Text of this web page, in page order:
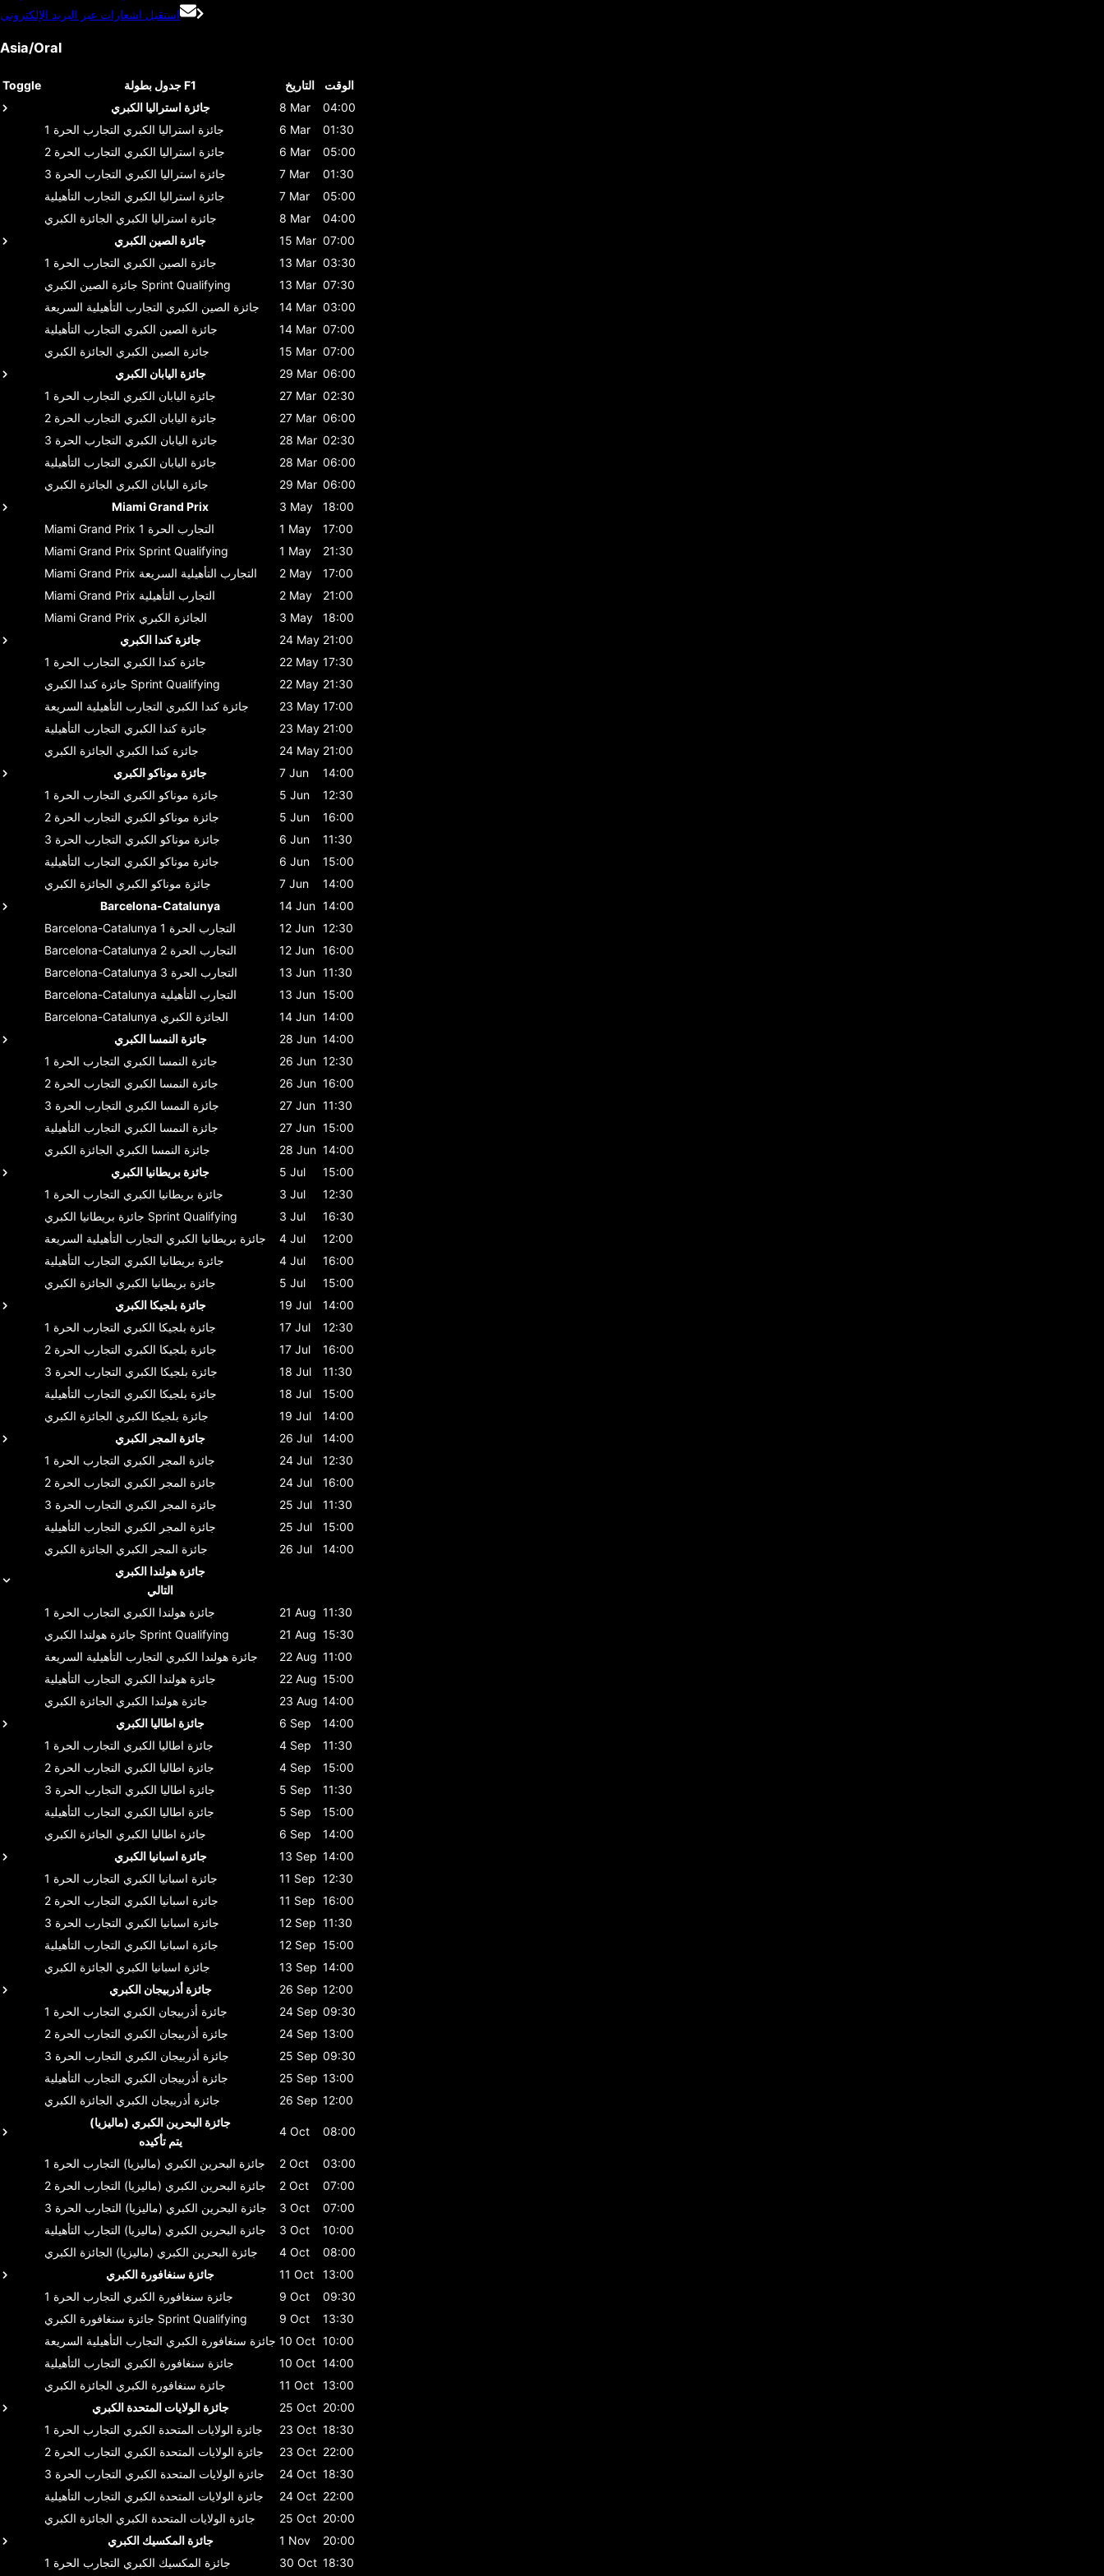
استقبل اشعارات عبر البريد الإلكتروني
Asia/Oral
Toggle جدول بطولة F1 التاريخ
الوقت
جائزة استراليا الكبري
8 Mar
04:00
جائزة استراليا الكبري التجارب الحرة 1 6 Mar
01:30
جائزة استراليا الكبري التجارب الحرة 2 6 Mar
05:00
جائزة استراليا الكبري التجارب الحرة 3 7 Mar
01:30
جائزة استراليا الكبري التجارب التأهيلية 7 Mar
05:00
جائزة استراليا الكبري الجائزة الكبري 8 Mar
04:00
جائزة الصين الكبري
15 Mar 07:00
جائزة الصين الكبري التجارب الحرة 1 13 Mar 03:30
جائزة الصين الكبري Sprint Qualifying 13 Mar 07:30
جائزة الصين الكبري التجارب التأهيلية السريعة 14 Mar 03:00
جائزة الصين الكبري التجارب التأهيلية 14 Mar 07:00
جائزة الصين الكبري الجائزة الكبري 15 Mar 07:00
جائزة اليابان الكبري
29 Mar 06:00
جائزة اليابان الكبري التجارب الحرة 1 27 Mar 02:30
جائزة اليابان الكبري التجارب الحرة 2 27 Mar 06:00
جائزة اليابان الكبري التجارب الحرة 3 28 Mar 02:30
جائزة اليابان الكبري التجارب التأهيلية 28 Mar 06:00
جائزة اليابان الكبري الجائزة الكبري 29 Mar 06:00
Miami Grand Prix
3 May
18:00
Miami Grand Prix
التجارب الحرة 1 1 May
17:00
Miami Grand Prix Sprint Qualifying 1 May
21:30
Miami Grand Prix التجارب التأهيلية السريعة 2 May
17:00
Miami Grand Prix التجارب التأهيلية 2 May
21:00
Miami Grand Prix الجائزة الكبري 3 May
18:00
جائزة كندا الكبري
24 May 21:00
جائزة كندا الكبري التجارب الحرة 1 22 May 17:30
جائزة كندا الكبري Sprint Qualifying 22 May 21:30
جائزة كندا الكبري التجارب التأهيلية السريعة 23 May 17:00
جائزة كندا الكبري التجارب التأهيلية 23 May 21:00
جائزة كندا الكبري الجائزة الكبري 24 May 21:00
جائزة موناكو الكبري
7 Jun
14:00
جائزة موناكو الكبري التجارب الحرة 1 5 Jun
12:30
جائزة موناكو الكبري التجارب الحرة 2 5 Jun
16:00
جائزة موناكو الكبري التجارب الحرة 3 6 Jun
11:30
جائزة موناكو الكبري التجارب التأهيلية 6 Jun
15:00
جائزة موناكو الكبري الجائزة الكبري 7 Jun
14:00
Barcelona-Catalunya
14 Jun 14:00
Barcelona-Catalunya
التجارب الحرة 1 12 Jun 12:30
Barcelona-Catalunya
التجارب الحرة 2 12 Jun 16:00
Barcelona-Catalunya
التجارب الحرة 3 13 Jun 11:30
Barcelona-Catalunya التجارب التأهيلية 13 Jun 15:00
Barcelona-Catalunya الجائزة الكبري 14 Jun 14:00
جائزة النمسا الكبري
28 Jun 14:00
جائزة النمسا الكبري التجارب الحرة 1 26 Jun 12:30
جائزة النمسا الكبري التجارب الحرة 2 26 Jun 16:00
جائزة النمسا الكبري التجارب الحرة 3 27 Jun 11:30
جائزة النمسا الكبري التجارب التأهيلية 27 Jun 15:00
جائزة النمسا الكبري الجائزة الكبري 28 Jun 14:00
جائزة بريطانيا الكبري
5 Jul
15:00
جائزة بريطانيا الكبري التجارب الحرة 1 3 Jul
12:30
جائزة بريطانيا الكبري Sprint Qualifying 3 Jul
16:30
جائزة بريطانيا الكبري التجارب التأهيلية السريعة 4 Jul
12:00
جائزة بريطانيا الكبري التجارب التأهيلية 4 Jul
16:00
جائزة بريطانيا الكبري الجائزة الكبري 5 Jul
15:00
جائزة بلجيكا الكبري
19 Jul
14:00
جائزة بلجيكا الكبري التجارب الحرة 1 17 Jul
12:30
جائزة بلجيكا الكبري التجارب الحرة 2 17 Jul
16:00
جائزة بلجيكا الكبري التجارب الحرة 3 18 Jul
11:30
جائزة بلجيكا الكبري التجارب التأهيلية 18 Jul
15:00
جائزة بلجيكا الكبري الجائزة الكبري 19 Jul
14:00
جائزة المجر الكبري
26 Jul
14:00
جائزة المجر الكبري التجارب الحرة 1 24 Jul
12:30
جائزة المجر الكبري التجارب الحرة 2 24 Jul
16:00
جائزة المجر الكبري التجارب الحرة 3 25 Jul
11:30
جائزة المجر الكبري التجارب التأهيلية 25 Jul
15:00
جائزة المجر الكبري الجائزة الكبري 26 Jul
14:00
جائزة هولندا الكبري
التالي
جائزة هولندا الكبري التجارب الحرة 1 21 Aug 11:30
جائزة هولندا الكبري Sprint Qualifying 21 Aug 15:30
جائزة هولندا الكبري التجارب التأهيلية السريعة 22 Aug 11:00
جائزة هولندا الكبري التجارب التأهيلية 22 Aug 15:00
جائزة هولندا الكبري الجائزة الكبري 23 Aug 14:00
جائزة اطاليا الكبري
6 Sep
14:00
جائزة اطاليا الكبري التجارب الحرة 1 4 Sep
11:30
جائزة اطاليا الكبري التجارب الحرة 2 4 Sep
15:00
جائزة اطاليا الكبري التجارب الحرة 3 5 Sep
11:30
جائزة اطاليا الكبري التجارب التأهيلية 5 Sep
15:00
جائزة اطاليا الكبري الجائزة الكبري 6 Sep
14:00
جائزة اسبانيا الكبري
13 Sep 14:00
جائزة اسبانيا الكبري التجارب الحرة 1 11 Sep 12:30
جائزة اسبانيا الكبري التجارب الحرة 2 11 Sep 16:00
جائزة اسبانيا الكبري التجارب الحرة 3 12 Sep 11:30
جائزة اسبانيا الكبري التجارب التأهيلية 12 Sep 15:00
جائزة اسبانيا الكبري الجائزة الكبري 13 Sep 14:00
جائزة أذربيجان الكبري
26 Sep 12:00
جائزة أذربيجان الكبري التجارب الحرة 1 24 Sep 09:30
جائزة أذربيجان الكبري التجارب الحرة 2 24 Sep 13:00
جائزة أذربيجان الكبري التجارب الحرة 3 25 Sep 09:30
جائزة أذربيجان الكبري التجارب التأهيلية 25 Sep 13:00
جائزة أذربيجان الكبري الجائزة الكبري 26 Sep 12:00
جائزة البحرين الكبري (ماليزيا)
يتم تأكيده
4 Oct 08:00
جائزة البحرين الكبري (ماليزيا) التجارب الحرة 1 2 Oct
03:00
جائزة البحرين الكبري (ماليزيا) التجارب الحرة 2 2 Oct
07:00
جائزة البحرين الكبري (ماليزيا) التجارب الحرة 3 3 Oct
07:00
جائزة البحرين الكبري (ماليزيا) التجارب التأهيلية 3 Oct
10:00
جائزة البحرين الكبري (ماليزيا) الجائزة الكبري 4 Oct
08:00
جائزة سنغافورة الكبري
11 Oct
13:00
جائزة سنغافورة الكبري التجارب الحرة 1 9 Oct
09:30
جائزة سنغافورة الكبري Sprint Qualifying 9 Oct
13:30
جائزة سنغافورة الكبري التجارب التأهيلية السريعة 10 Oct 10:00
جائزة سنغافورة الكبري التجارب التأهيلية 10 Oct 14:00
جائزة سنغافورة الكبري الجائزة الكبري 11 Oct
13:00
جائزة الولايات المتحدة الكبري
25 Oct 20:00
جائزة الولايات المتحدة الكبري التجارب الحرة 1 23 Oct 18:30
جائزة الولايات المتحدة الكبري التجارب الحرة 2 23 Oct 22:00
جائزة الولايات المتحدة الكبري التجارب الحرة 3 24 Oct 18:30
جائزة الولايات المتحدة الكبري التجارب التأهيلية 24 Oct 22:00
جائزة الولايات المتحدة الكبري الجائزة الكبري 25 Oct 20:00
جائزة المكسيك الكبري
1 Nov
20:00
جائزة المكسيك الكبري التجارب الحرة 1 30 Oct 18:30